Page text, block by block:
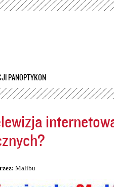
Przejdź
PANOPTYKON
Malibu